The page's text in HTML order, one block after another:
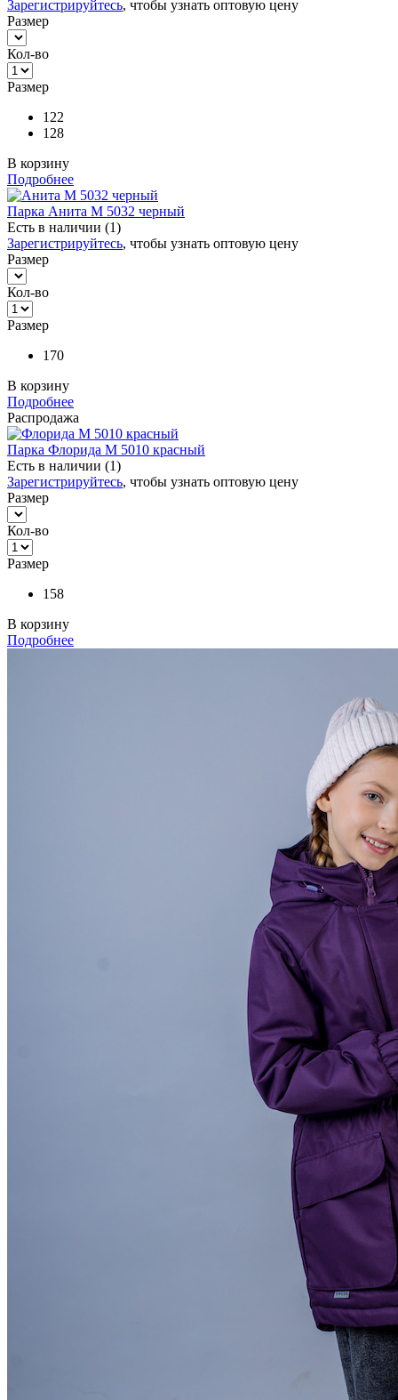
Зарегистрируйтесь, чтобы узнать оптовую цену
Размер
Кол-во
Размер
122
128
В корзину
Подробнее
Парка Анита М 5032 черный
Есть в наличии (1)
Зарегистрируйтесь, чтобы узнать оптовую цену
Размер
Кол-во
Размер
170
В корзину
Подробнее
Распродажа
Парка Флорида М 5010 красный
Есть в наличии (1)
Зарегистрируйтесь, чтобы узнать оптовую цену
Размер
Кол-во
Размер
158
В корзину
Подробнее